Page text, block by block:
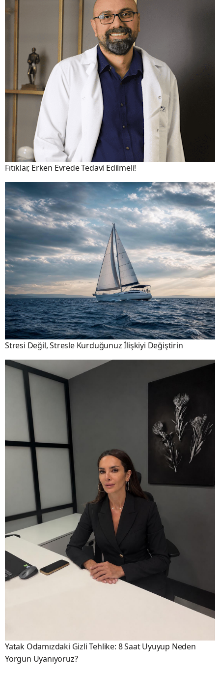
Fıtıklar, Erken Evrede Tedavi Edilmeli!
Stresi Değil, Stresle Kurduğunuz İlişkiyi Değiştirin
Yatak Odamızdaki Gizli Tehlike: 8 Saat Uyuyup Neden
Yorgun Uyanıyoruz?